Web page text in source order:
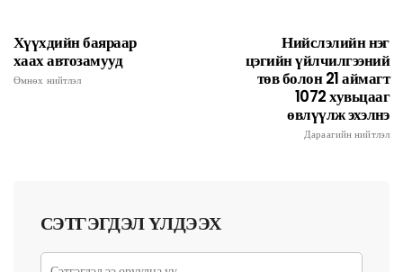
Хүүхдийн баяраар
хаах автозамууд
Өмнөх нийтлэл
Нийслэлийн нэг
цэгийн үйлчилгээний
төв болон 21 аймагт
1072 хувьцааг
өвлүүлж эхэлнэ
Дараагийн нийтлэл
СЭТГЭГДЭЛ ҮЛДЭЭХ